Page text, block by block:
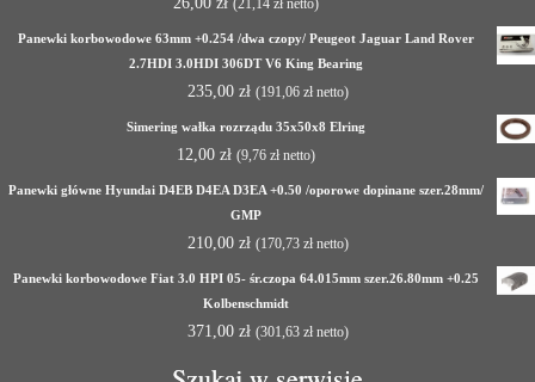
(21,14 zł netto)
Panewki korbowodowe 63mm +0.254 /dwa czopy/ Peugeot Jaguar Land Rover
2.7HDI 3.0HDI 306DT V6 King Bearing
235,00 zł (191,06 złnetto)
Simering wałka rozrządu 35x50x8 Elring
12,00 zł (9,76 zł netto)
Panewki główne Hyundai D4EB D4EA D3EA +0.50 /oporowe dopinane szer.28mm/
GMP
210,00 zł (170,73 złnetto)
Panewki korbowodowe Fiat 3.0 HPI 05- śr.czopa 64.015mm szer.26.80mm +0.25
Kolbenschmidt
371,00 zł (301,63 złnetto)